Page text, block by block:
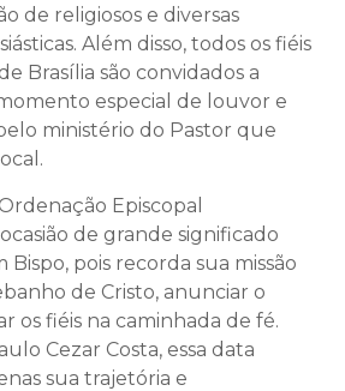
de religiosos e diversas
Além disso, todos os fiéis
Brasília são convidados a
especial de louvor e
ministério do Pastor que
Episcopal
de grande significado
Bispo, pois recorda sua missão
de Cristo, anunciar o
os fiéis na caminhada de fé.
Cezar Costa, essa data
sua trajetória e